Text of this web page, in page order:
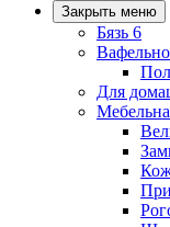
Закрыть меню
Бязь 6
Для